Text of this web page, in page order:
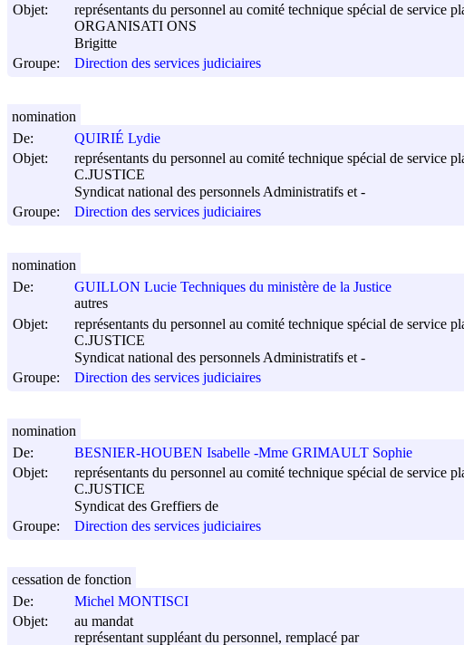
Objet:
représentants du personnel au comité technique spécial de service
ORGANISATI ONS
Brigitte
Groupe:
Direction des services judiciaires
De:
QUIRIÉ Lydie
Objet:
représentants du personnel au comité technique spécial de service
C.JUSTICE
Syndicat national des personnels Administratifs et -
Groupe:
Direction des services judiciaires
nomination
De:
GUILLON Lucie Techniques du ministère de la Justice
autres
Objet:
représentants du personnel au comité technique spécial de service
C.JUSTICE
Syndicat national des personnels Administratifs et -
Groupe:
Direction des services judiciaires
nomination
De:
BESNIER-HOUBEN Isabelle -Mme GRIMAULT Sophie
Objet:
représentants du personnel au comité technique spécial de service
C.JUSTICE
Syndicat des Greffiers de
Groupe:
Direction des services judiciaires
nomination
De:
Michel MONTISCI
Objet:
au mandat
représentant suppléant du personnel, remplacé par
cessation de fonction